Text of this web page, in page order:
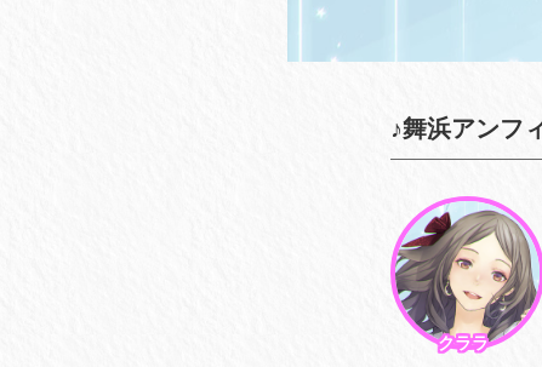
♪舞浜アンフ
クララ